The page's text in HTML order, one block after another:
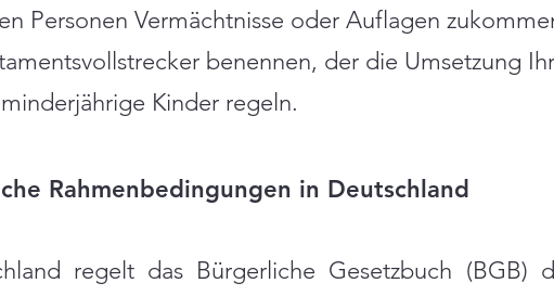
Personen Vermächtnisse oder Auflagen
benennen, der die Umsetzung
Kinder regeln.
Rahmenbedingungen in Deutschland
regelt das Bürgerliche Gesetzbuch (BGB)